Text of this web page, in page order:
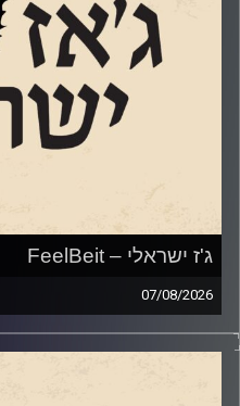
ג'ז ישראלי – FeelBeit
07/08/2026
השבוע הקדשנו את מרבית
מיוחד שמנהל בימים אלו